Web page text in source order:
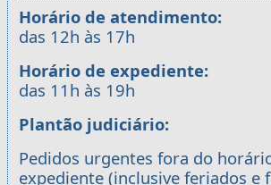
Horário de atendimento:
das 12h às 17h
Horário de expediente:
das 11h às 19h
Plantão judiciário:
Pedidos urgentes fora do
expediente (inclusive feriados e